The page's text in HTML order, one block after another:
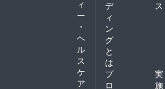
ィ
ー
・
ヘ
ル
ス
ケ
ア
デ
ィ
ン
グ
と
は
ス
プ
ロ
実
施